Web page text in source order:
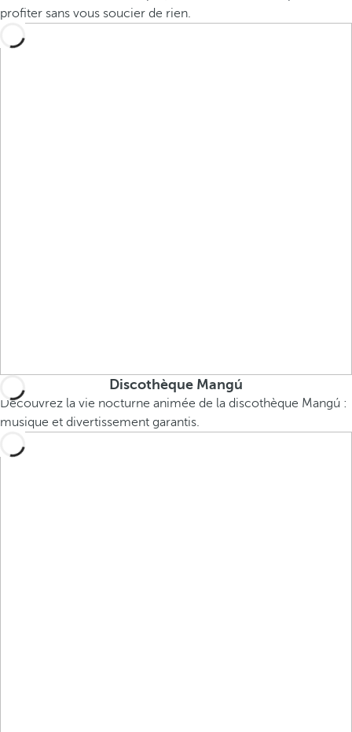
profiter sans vous soucier de rien.
Discothèque Mangú
Découvrez la vie nocturne animée de la discothèque Mangú :
musique et divertissement garantis.